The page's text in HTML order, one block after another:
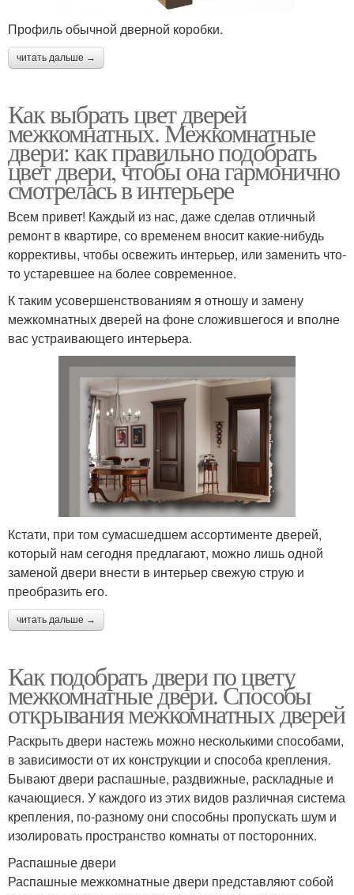
Профиль обычной дверной коробки.
читать дальше →
Как выбрать цвет дверей
межкомнатных. Межкомнатные
двери: как правильно подобрать
цвет двери, чтобы она гармонично
смотрелась в интерьере
Всем привет! Каждый из нас, даже сделав отличный
ремонт в квартире, со временем вносит какие-нибудь
коррективы, чтобы освежить интерьер, или заменить что-
то устаревшее на более современное.
К таким усовершенствованиям я отношу и замену
межкомнатных дверей на фоне сложившегося и вполне
вас устраивающего интерьера.
Кстати, при том сумасшедшем ассортименте дверей,
который нам сегодня предлагают, можно лишь одной
заменой двери внести в интерьер свежую струю и
преобразить его.
читать дальше →
Как подобрать двери по цвету
межкомнатные двери. Способы
открывания межкомнатных дверей
Раскрыть двери настежь можно несколькими способами,
в зависимости от их конструкции и способа крепления.
Бывают двери распашные, раздвижные, раскладные и
качающиеся. У каждого из этих видов различная система
крепления, по-разному они способны пропускать шум и
изолировать пространство комнаты от посторонних.
Распашные двери
Распашные межкомнатные двери представляют собой